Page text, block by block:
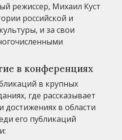
режиссер, Михаил Куст
российской и
и за свои
в конференциях
в крупных
где рассказывает
достижениях в области
его публикаций